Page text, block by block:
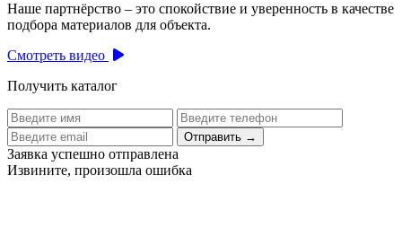
Наше партнёрство – это спокойствие и уверенность в качестве
подбора материалов для объекта.
Смотреть видео
Получить каталог
Отправить →
Заявка успешно отправлена
Извините, произошла ошибка